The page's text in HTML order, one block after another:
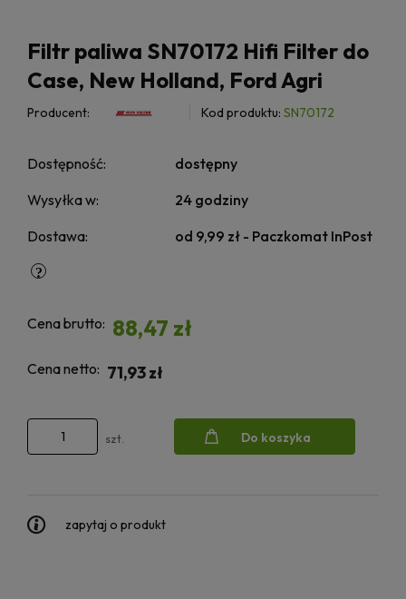
Filtr paliwa SN70172 Hifi Filter do
Case, New Holland, Ford Agri
Producent: Kod produktu: SN70172
Dostępność:
dostępny
Wysyłka w:
24 godziny
Dostawa:
od 9,99 zł - Paczkomat InPost
Cena brutto: 88,47 zł
Cena netto: 71,93 zł
szt. Do koszyka
zapytaj o produkt